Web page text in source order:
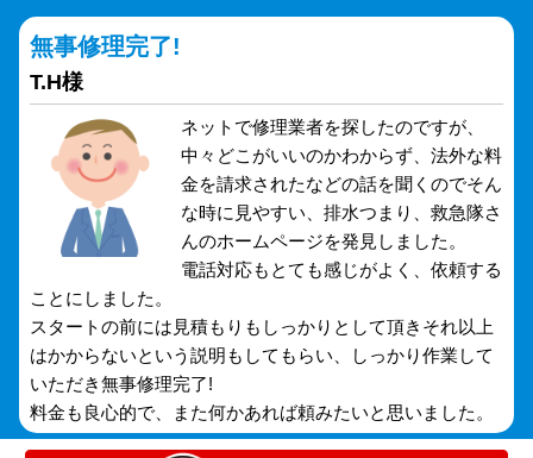
無事修理完了!
T.H様
ネットで修理業者を探したのですが、
中々どこがいいのかわからず、法外な料
金を請求されたなどの話を聞くのでそん
な時に見やすい、排水つまり、救急隊さ
んのホームページを発見しました。
電話対応もとても感じがよく、依頼する
ことにしました。
スタートの前には見積もりもしっかりとして頂きそれ以上
はかからないという説明もしてもらい、しっかり作業して
いただき無事修理完了!
料金も良心的で、また何かあれば頼みたいと思いました。